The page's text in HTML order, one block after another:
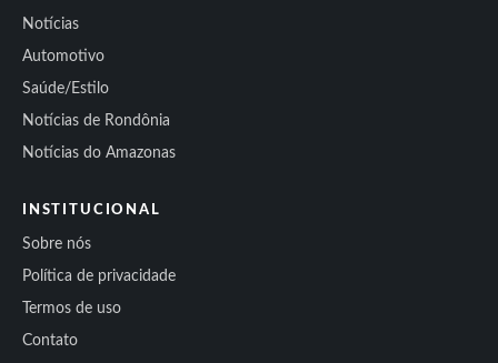
Notícias
Automotivo
Saúde/Estilo
Notícias de Rondônia
Notícias do Amazonas
INSTITUCIONAL
Sobre nós
Política de privacidade
Termos de uso
Contato